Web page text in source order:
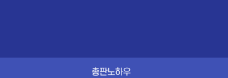
총판노하우